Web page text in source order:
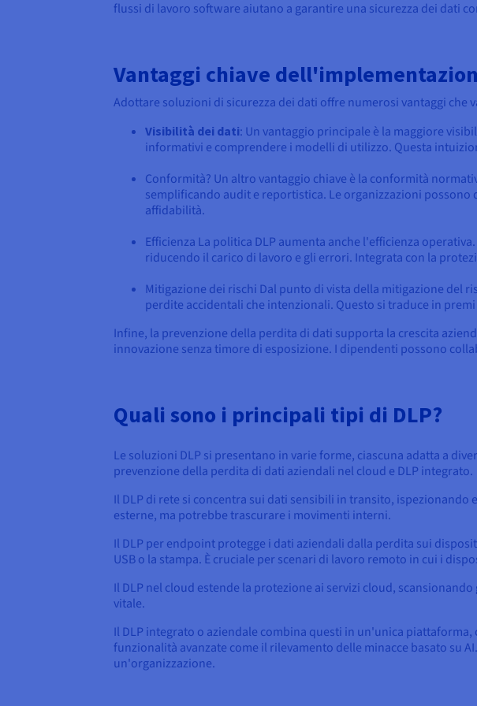
flussi di lavoro software aiutano a garantire una sicurezza dei dati
Vantaggi chiave
Adottare soluzioni di sicurezza dei dati offre numerosi vantaggi che
Visibilità dei dati: Un vantaggio principale è la maggiore
informativi e comprendere i modelli di utilizzo. Questa
Conformità? Un altro vantaggio chiave è la conformità
semplificando audit e reportistica. Le organizzazioni
affidabilità.
Efficienza La politica DLP aumenta anche l'efficienza
riducendo il carico di lavoro e gli errori. Integrata con la
Mitigazione dei rischi Dal punto di vista della mitigazione del
perdite accidentali che intenzionali. Questo si traduce in
Infine, la prevenzione della perdita di dati supporta la crescita
innovazione senza timore di esposizione. I dipendenti possono
Quali sono i principali tipi di DLP?
Le soluzioni DLP si presentano in varie forme, ciascuna adatta a
prevenzione della perdita di dati aziendali nel cloud e DLP integrato.
Il DLP di rete si concentra sui dati sensibili in transito,
esterne, ma potrebbe trascurare i movimenti interni.
Il DLP per endpoint protegge i dati aziendali dalla perdita sui
USB o la stampa. È cruciale per scenari di lavoro remoto in cui i
Il DLP nel cloud estende la protezione ai servizi cloud,
vitale.
Il DLP integrato o aziendale combina questi in un'unica
funzionalità avanzate come il rilevamento delle minacce basato su
un'organizzazione.